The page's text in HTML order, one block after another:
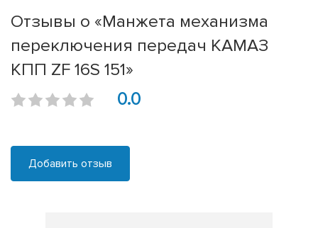
Отзывы о «Манжета механизма
переключения передач КАМАЗ
КПП ZF 16S 151»
0.0
Добавить отзыв